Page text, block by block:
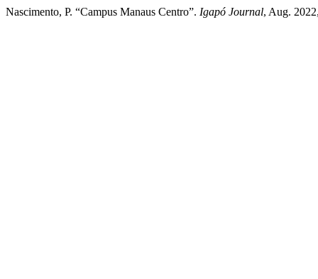
Nascimento, P. “Campus Manaus Centro”. Igapó Journal, Aug.